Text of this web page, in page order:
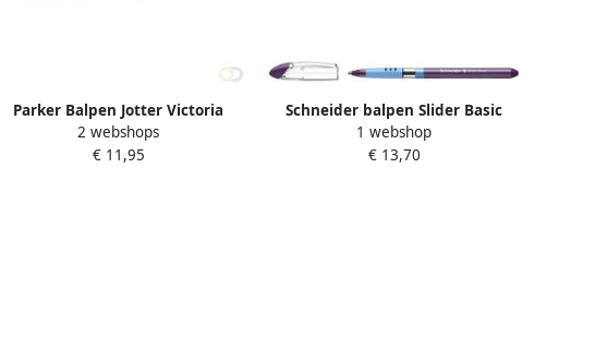
Parker Balpen Jotter Victoria
violet CT medium
2 webshops
€ 11,95
Schneider balpen Slider Basic
extra breed violet
1 webshop
€ 13,70